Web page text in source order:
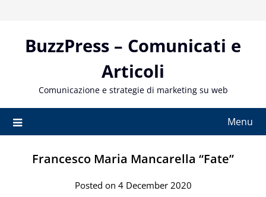
contentBuzzPress – Comunicati e
Articoli
Comunicazione e strategie di marketing su web
Menu
Francesco Maria Mancarella “Fate”
Posted on 4 December 2020